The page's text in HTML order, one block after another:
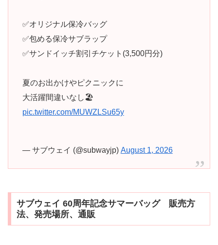
✅オリジナル保冷バッグ
✅包める保冷サブラップ
✅サンドイッチ割引チケット(3,500円分)
夏のお出かけやピクニックに
大活躍間違いなし🏖️
pic.twitter.com/MUWZLSu65y
— サブウェイ (@subwayjp) August 1, 2026
サブウェイ 60周年記念サマーバッグ 販売方
法、発売場所、通販